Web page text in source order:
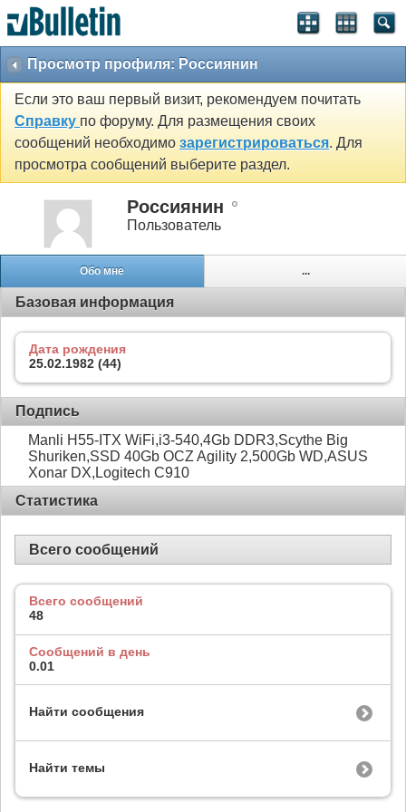
Просмотр профиля: Россиянин
Если это ваш первый визит, рекомендуем почитать
Справку по форуму. Для размещения своих
сообщений необходимо зарегистрироваться. Для
просмотра сообщений выберите раздел.
Россиянин
Пользователь
Обо мне ...
Базовая информация
Дата рождения
25.02.1982 (44)
Подпись
Manli H55-ITX WiFi,i3-540,4Gb DDR3,Scythe Big
Shuriken,SSD 40Gb OCZ Agility 2,500Gb WD,ASUS
Xonar DX,Logitech С910
Статистика
Всего сообщений
Всего сообщений
48
Сообщений в день
0.01
Найти сообщения
Найти темы